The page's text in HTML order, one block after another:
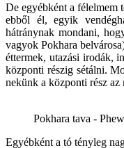
De egyébként a félelmem
ebből él, egyik
hátránynak mondani,
vagyok Pokhara
éttermek, utazási irodák,
központi részig sétálni.
nekünk a központi rész az
Pokhara tava -
Egyébként a tó tényleg